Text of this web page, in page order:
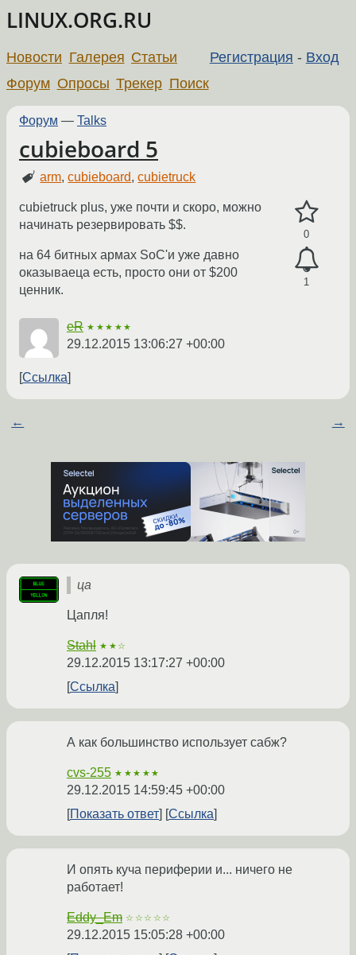
LINUX.ORG.RU
Регистрация - Вход
Новости Галерея Статьи
Форум Опросы Трекер Поиск
Форум — Talks
cubieboard 5
arm,cubieboard,cubietruck
0
1
cubietruck plus, уже почти и скоро, можно
начинать резервировать $$.
на 64 битных армах SoC'и уже давно
оказываеца есть, просто они от $200
ценник.
eR ★★★★★
29.12.2015 13:06:27 +00:00
Ссылка
← →
ца
Цапля!
Stahl ★★☆
29.12.2015 13:17:27 +00:00
Ссылка
А как большинство использует сабж?
cvs-255 ★★★★★
29.12.2015 14:59:45 +00:00
Показать ответ
Ссылка
И опять куча периферии и... ничего не
работает!
Eddy_Em ☆☆☆☆☆
29.12.2015 15:05:28 +00:00